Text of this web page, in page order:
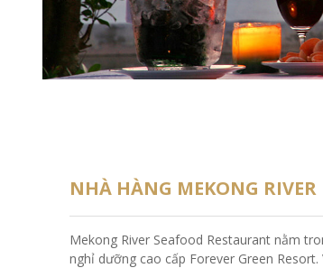
NHÀ HÀNG MEKONG RIVER
Mekong River Seafood Restaurant nằm
nghỉ dưỡng cao cấp Forever Green